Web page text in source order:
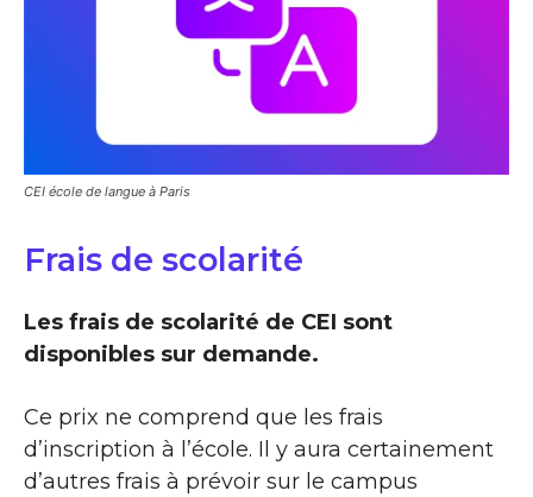
CEI école de langue à Paris
Frais de scolarité
Les frais de scolarité de CEI sont
disponibles sur demande.
Ce prix ne comprend que les frais
d’inscription à l’école. Il y aura certainement
d’autres frais à prévoir sur le campus